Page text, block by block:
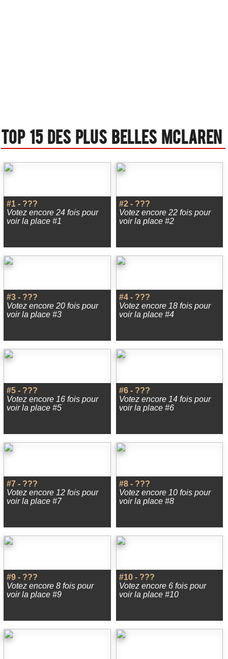
Top 15 des plus belles Mclaren
#1 - ???
Votez encore 24 fois pour
voir la place #1
#2 - ???
Votez encore 22 fois pour
voir la place #2
#3 - ???
Votez encore 20 fois pour
voir la place #3
#4 - ???
Votez encore 18 fois pour
voir la place #4
#5 - ???
Votez encore 16 fois pour
voir la place #5
#6 - ???
Votez encore 14 fois pour
voir la place #6
#7 - ???
Votez encore 12 fois pour
voir la place #7
#8 - ???
Votez encore 10 fois pour
voir la place #8
#9 - ???
Votez encore 8 fois pour
voir la place #9
#10 - ???
Votez encore 6 fois pour
voir la place #10